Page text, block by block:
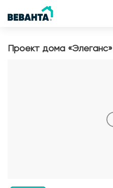
Проект дома «Элеганс»